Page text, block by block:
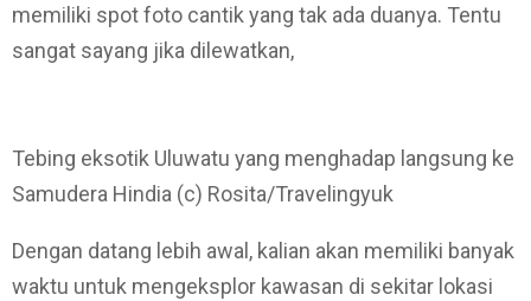
memiliki spot foto cantik yang tak ada duanya. Tentu
sangat sayang jika dilewatkan,
Tebing eksotik Uluwatu yang menghadap langsung ke
Samudera Hindia (c) Rosita/Travelingyuk
Dengan datang lebih awal, kalian akan memiliki banyak
waktu untuk mengeksplor kawasan di sekitar lokasi